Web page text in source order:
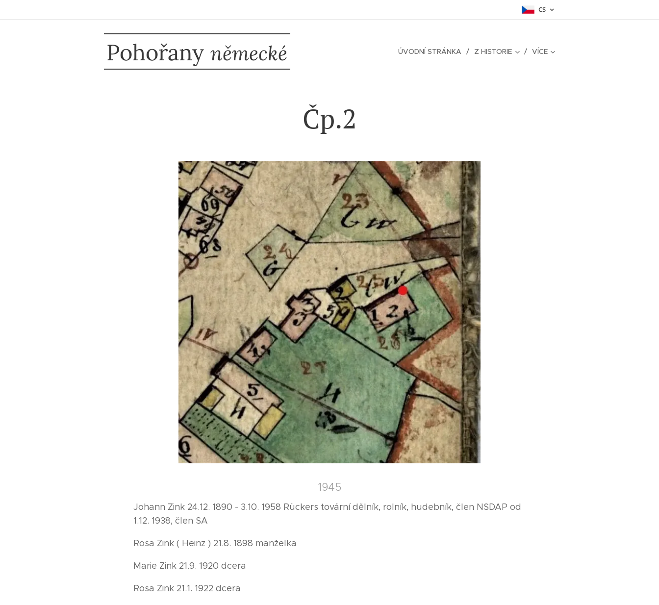
CS
Pohořany německé ÚVODNÍ STRÁNKA Z HISTORIE VÍCE
Čp.2
1945
Johann Zink 24.12. 1890 - 3.10. 1958 Rückers tovární dělník, rolník, hudebník, člen NSDAP od
1.12. 1938, člen SA
Rosa Zink ( Heinz ) 21.8. 1898 manželka
Marie Zink 21.9. 1920 dcera
Rosa Zink 21.1. 1922 dcera